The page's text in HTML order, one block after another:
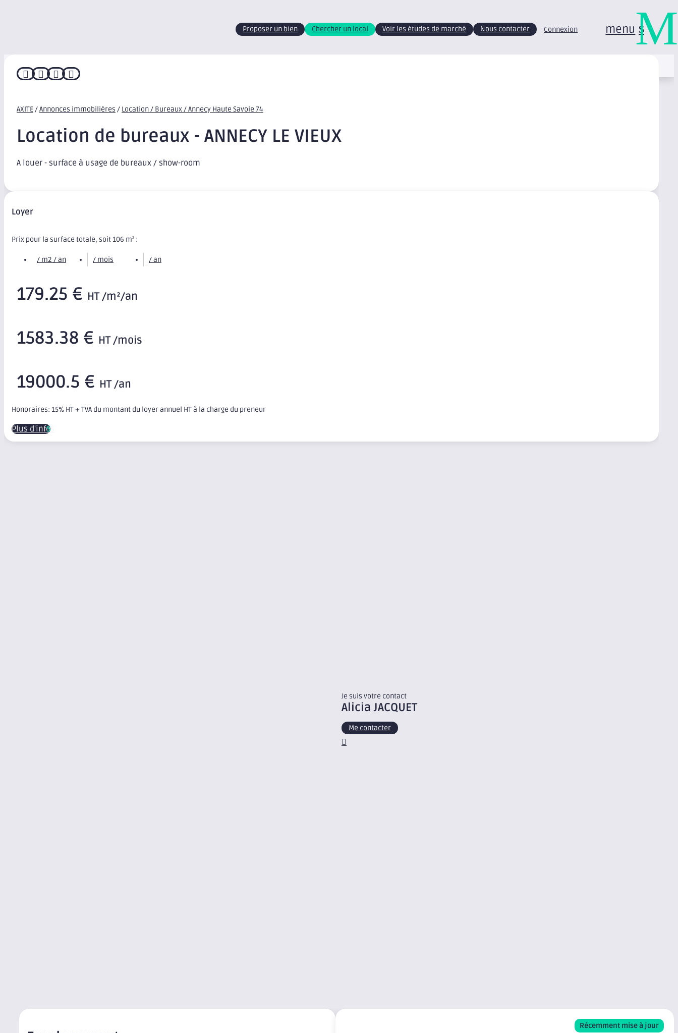
Proposer un bien Chercher un local Voir les études de marché Nous contacter Connexion menu
   
AXITE/Annonces immobilières / Location / Bureaux / Annecy Haute Savoie 74
Location de bureaux - ANNECY LE VIEUX
A louer - surface à usage de bureaux / show-room
Loyer
Prix pour la surface totale, soit 106 m2 :
/ m2 / an / mois / an
179.25 € HT /m²/an
1583.38 € HT /mois
19000.5 € HT /an
Honoraires: 15% HT + TVA du montant du loyer annuel HT à la charge du preneur
Plus d'infos
Je suis votre contact
AliciaJACQUET
Me contacter
Récemment mise à jour
M